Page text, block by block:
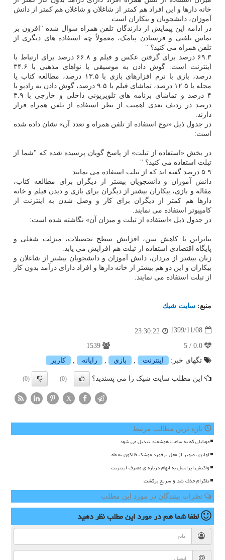
خانه دارها و این افراد هم کمتر از شاغلان و شاغلان هم کمتر از دانش
آموزان، دانشجویان و بیکاران است.
در ادامه این پیمایش از دارندگان تلفن همراه سوال شده "افزون بر
تماس تلفنی و فرستادن پیامک، معمولاً چه استفاده های دیگری از
تلفن همراه می کنید؟ "
۶۹.۳ درصد برای گرفتن عکس و فیلم و ۶۶.۸ درصد برای ارتباط با
اینترنت است. گوش دادن به موسیقی یا نواهای مذهبی با ۳۴.۶
درصد، بازی با نرم افزارهای بازی با ۱۳.۵ درصد، مطالعه کتاب یا
مجله با ۱۲.۵ درصد، تماشای فیلم با ۹.۵ درصد، گوش دادن به رادیو با
۴ درصد و تماشای برنامه های تلویزیونی داخلی و خارجی با ۳.۹
درصد در ردیف بعدی اهمیت از نظر استفاده از تلفن همراه قرار
دارند.
در جدول ذیل «نوع استفاده از تلفن همراه و تعدد آن» نشان داده شده
است:
در بخش «استفاده از تبلت» از پاسخ گویان پرسیده شده که "شما از
تبلت استفاده می کنید؟ "
۵.۹ درصد گفته اند که از تبلت استفاده می نمایند.
دانش آموزان و دانشجویان بیشتر از دیگران برای مطالعه کتاب،
مقاله و بازی، بیکاران بیشتر از دیگران برای بازی و دیدن فیلم و خانه
دارها هم کمتر از دیگران برای کار و وصل شدن به اینترنت از
کامپیوتر استفاده می نمایند.
در جدول ذیل «استفاده از تبلت و میزان آن» نگاشته شده است:
بنابراین با کاهش سن، افزایش سطح تحصیلات، منزلت شغلی و
پایگاه اقتصادی استفاده از تبلت هم افزایش می یابد.
زنان بیشتر از مردان، دانش آموزان و دانشجویان بیشتر از شاغلان و
بیکاران و این دو هم بیشتر از خانه دارها و افراد دارای درآمد بدون کار
از تبلت استفاده می نمایند.
منبع: سایت شیك
1399/11/08
23:30:22
تگهای خبر:
اینترنت بازی رایانه كاربر
این مطلب سایت شیک را می پسندید؟ (0)
(0)
X
تازه ترین مطالب مرتبط
موبایلی که به ساعت هوشمند تبدیل می شود
اولین تصویر از محل برخورد موشک فالکون به ماه
واکنش ایرانسل به ابهام درباره ی مصرف اینترنت
تلگرام حذف شد و سریع برگشت
نظرات بینندگان در مورد این مطلب
لطفا شما همدر مورد این مطلبنظر دهید